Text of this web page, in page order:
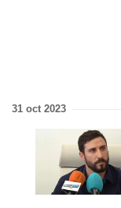
31 oct 2023